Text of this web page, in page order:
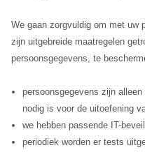
We gaan zorgvuldig om met uw
zijn uitgebreide maatregelen
persoonsgegevens, te
persoonsgegevens zijn
nodig is voor de uitoefening
we hebben passende IT-
periodiek worden er tests